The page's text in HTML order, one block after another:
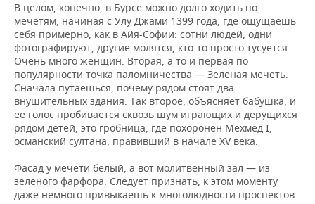
В целом, конечно, в Бурсе можно долго ходить по
мечетям, начиная с Улу Джами 1399 года, где ощущаешь
себя примерно, как в Айя-Софии: сотни людей, одни
фотографируют, другие молятся, кто-то просто тусуется.
Очень много женщин. Вторая, а то и первая по
популярности точка паломничества — Зеленая мечеть.
Сначала путаешься, почему рядом стоят два
внушительных здания. Так второе, объясняет бабушка, и
ее голос пробивается сквозь шум играющих и дерущихся
рядом детей, это гробница, где похоронен Мехмед I,
османский султана, правивший в начале XV века.
Фасад у мечети белый, а вот молитвенный зал — из
зеленого фарфора. Следует признать, к этом моменту
даже немного привыкаешь к многолюдности проспектов